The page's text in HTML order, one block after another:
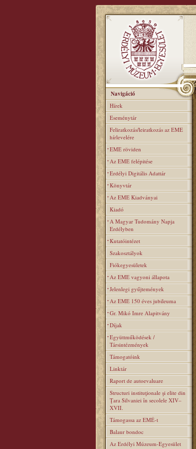
Navigáció
Hírek
Eseménytár
Feliratkozás/leiratkozás az EME
hírlevelére
EME röviden
Az EME felépitése
Erdélyi Digitális Adattár
Könyvtár
Az EME Kiadványai
Kiadó
A Magyar Tudomány Napja
Erdélyben
Kutatóintézet
Szakosztályok
Fiókegyesületek
Az EME vagyoni állapota
Jelenlegi gyűjtemények
Az EME 150 éves jubileuma
Gr. Mikó Imre Alapitvány
Díjak
Együttműködések /
Társintézmények
Támogatóink
Linktár
Raport de autoevaluare
Structuri instituţionale şi elite din
Ţara Silvaniei în secolele XIV–
XVII.
Támogassa az EMÉ-t
Balaur bondoc
Az Erdélyi Múzeum-Egyesület